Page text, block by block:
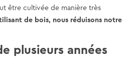
être cultivée de manière très
de bois, nous réduisons notre
plusieurs années